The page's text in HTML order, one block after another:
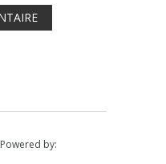
Powered by: